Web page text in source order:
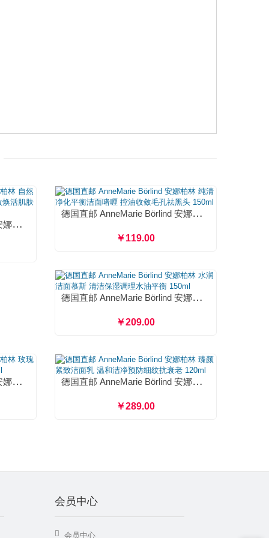
德国直邮 AnneMarie Börlind 安娜柏林 自然活力净透洁面啫喱 保湿补水洁面卸妆焕活肌肤 125ml
德国直邮 AnneMarie Börlind 安娜柏林 纯清净化平衡洁面啫喱 控油收敛毛孔祛黑头 150ml
￥119.00
德国直邮 AnneMarie Börlind 安娜柏林 水润洁面慕斯 清洁保湿调理水油平衡 150ml
￥209.00
德国直邮 AnneMarie Börlind 安娜柏林 玫瑰活肤洗面奶 洁颜卸妆清爽净油 150ml 德国直邮 AnneMarie Börlind 安娜柏林 臻颜紧致洁面乳 温和洁净预防细纹抗衰老 120ml
￥289.00
会员中心
会员中心